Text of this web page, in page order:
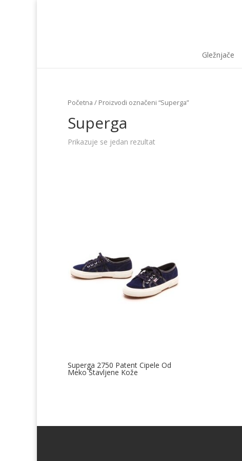
Gležnjače
Početna / Proizvodi označeni “Superga”
Superga
Prikazuje se jedan rezultat
Superga 2750 Patent Cipele Od
Meko Štavljene Kože